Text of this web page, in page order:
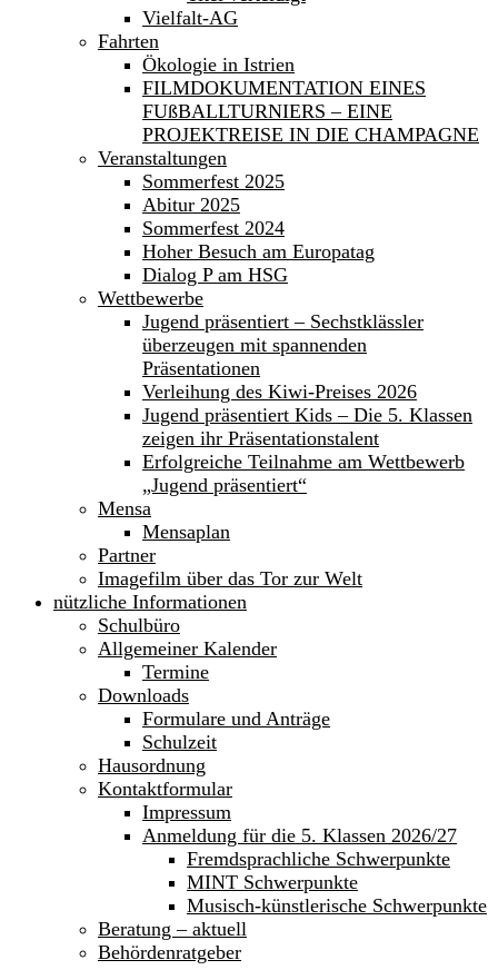
Vielfalt-AG
Fahrten
Ökologie in Istrien
FILMDOKUMENTATION EINES
FUßBALLTURNIERS – EINE
PROJEKTREISE IN DIE CHAMPAGNE
Veranstaltungen
Sommerfest 2025
Abitur 2025
Sommerfest 2024
Hoher Besuch am Europatag
Dialog P am HSG
Wettbewerbe
Jugend präsentiert – Sechstklässler
überzeugen mit spannenden
Präsentationen
Verleihung des Kiwi-Preises 2026
Jugend präsentiert Kids – Die 5. Klassen
zeigen ihr Präsentationstalent
Erfolgreiche Teilnahme am Wettbewerb
„Jugend präsentiert“
Mensa
Mensaplan
Partner
Imagefilm über das Tor zur Welt
nützliche Informationen
Schulbüro
Allgemeiner Kalender
Termine
Downloads
Formulare und Anträge
Schulzeit
Hausordnung
Kontaktformular
Impressum
Anmeldung für die 5. Klassen 2026/27
Fremdsprachliche Schwerpunkte
MINT Schwerpunkte
Musisch-künstlerische Schwerpunkte
Beratung – aktuell
Behördenratgeber